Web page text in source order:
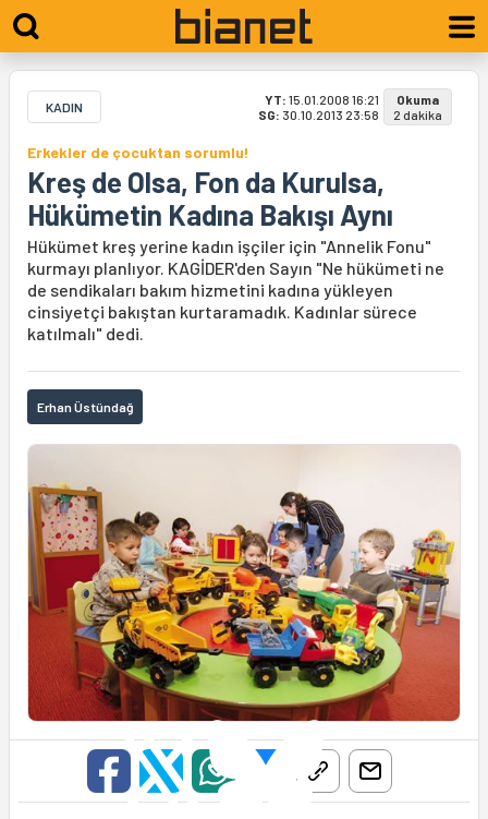
KADIN YT: 15.01.2008 16:21
SG: 30.10.2013 23:58
Okuma
2 dakika
Erkekler de çocuktan sorumlu!
Kreş de Olsa, Fon da Kurulsa,
Hükümetin Kadına Bakışı Aynı
Hükümet kreş yerine kadın işçiler için "Annelik Fonu"
kurmayı planlıyor. KAGİDER'den Sayın "Ne hükümeti ne
de sendikaları bakım hizmetini kadına yükleyen
cinsiyetçi bakıştan kurtaramadık. Kadınlar sürece
katılmalı" dedi.
Erhan Üstündağ